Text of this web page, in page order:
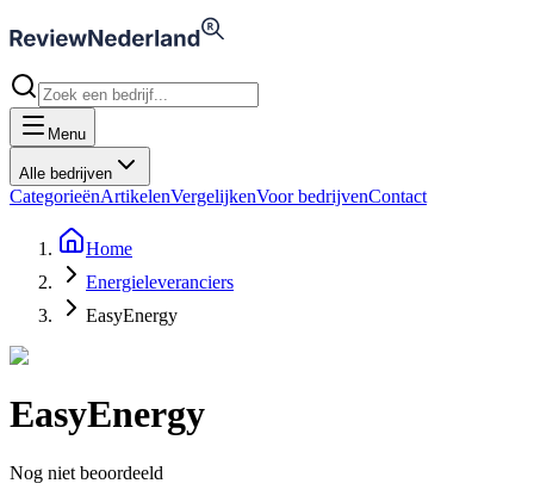
Menu
Alle bedrijven
CategorieënArtikelenVergelijkenVoor bedrijvenContact
Home
Energieleveranciers
EasyEnergy
EasyEnergy
Nog niet beoordeeld